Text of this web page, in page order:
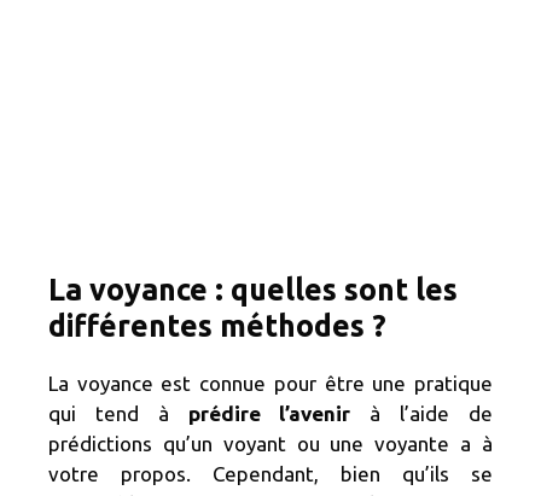
La voyance : quelles sont les
différentes méthodes ?
La voyance est connue pour être une pratique
qui tend à prédire l’avenir à l’aide de
prédictions qu’un voyant ou une voyante a à
votre propos. Cependant, bien qu’ils se